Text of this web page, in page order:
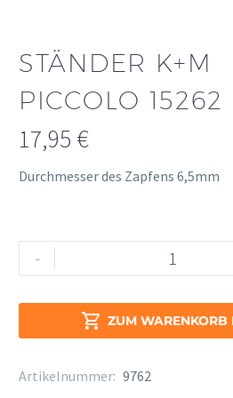
STÄNDER K+M
PICCOLO 15262
17,95 €
Durchmesser des Zapfens 6,5mm
-
Ständer
K+M
Menge
 ZUM WARENKORB
Alternative:
Artikelnummer: 9762